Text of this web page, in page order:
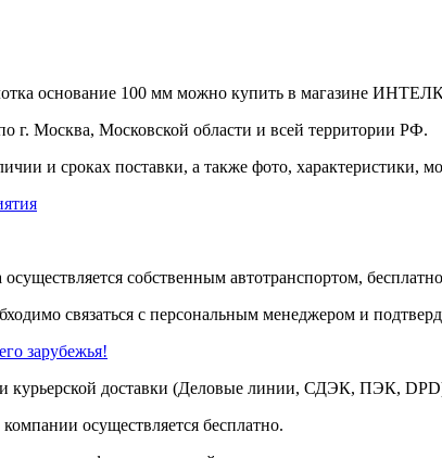
основание 100 мм можно купить в магазине
г. Москва, Московской области и всей территории РФ.
и сроках поставки, а также фото, характеристики,
собственным автотранспортом,
связаться с персональным менеджером и
зарубежья!
курьерской доставки (Деловые линии, СДЭК, ПЭК,
осуществляется бесплатно.